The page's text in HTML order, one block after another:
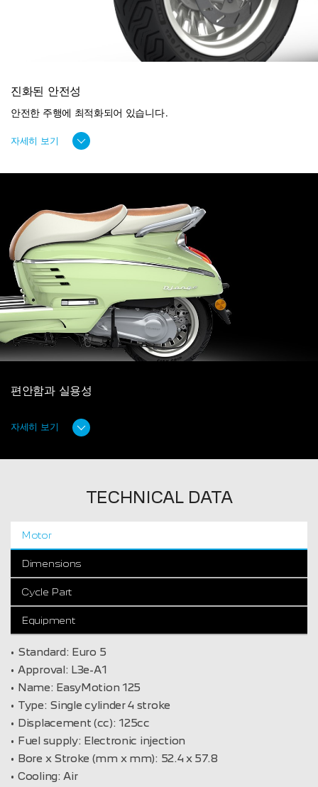
진화된 안전성
안전한 주행에 최적화되어 있습니다.
자세히 보기
편안함과 실용성
자세히 보기
TECHNICAL DATA
Motor
Dimensions
Cycle Part
Equipment
Standard: Euro 5
Approval: L3e-A1
Name: EasyMotion 125
Type: Single cylinder 4 stroke
Displacement (cc): 125cc
Fuel supply: Electronic injection
Bore x Stroke (mm x mm): 52.4 x 57.8
Cooling: Air